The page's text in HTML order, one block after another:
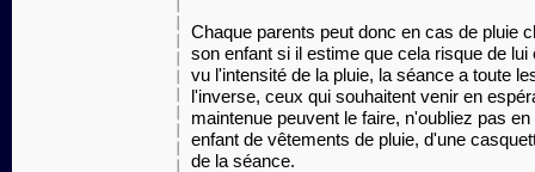
Chaque parents peut donc en cas de pluie
son enfant si il estime que cela risque de lui
vu l'intensité de la pluie, la séance a toute
l'inverse, ceux qui souhaitent venir en
maintenue peuvent le faire, n'oubliez pas
enfant de vêtements de pluie, d'une
de la séance.